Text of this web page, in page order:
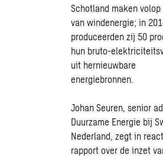
Schotland maken
van windenergie; in
produceerden zij 50
hun bruto-
uit hernieuwbare
energiebronnen.
Johan Seuren, senior
Duurzame Energie bij
Nederland, zegt in
rapport over de inzet